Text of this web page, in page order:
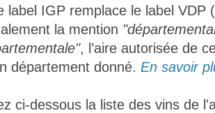
label IGP remplace le label VDP
la mention
, l’aire autorisée de
département donné. En savoir
ci-dessous la liste des vins de